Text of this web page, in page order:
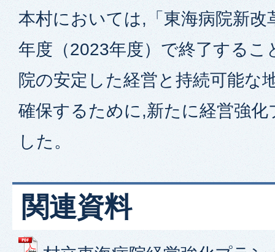
本村においては,「東海病院新改
年度（2023年度）で終了するこ
院の安定した経営と持続可能な
確保するために,新たに経営強
した。
関連資料